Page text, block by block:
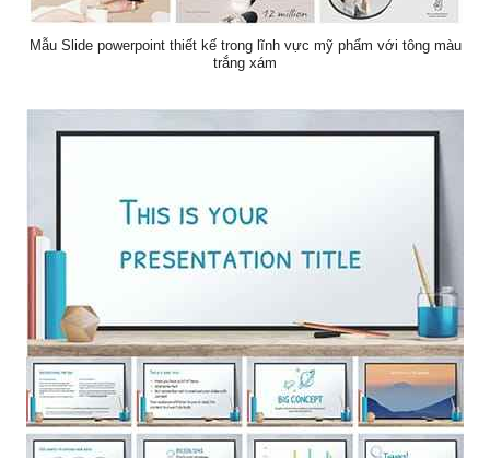
Mẫu Slide powerpoint thiết kế trong lĩnh vực mỹ phẩm với tông màu
trắng xám